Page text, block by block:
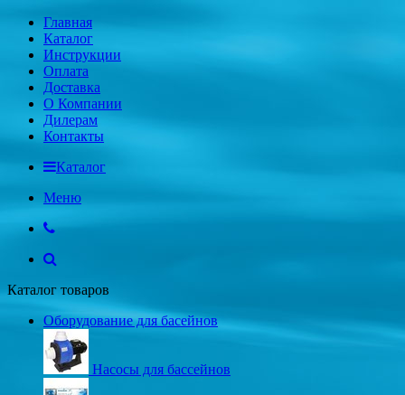
Главная
Каталог
Инструкции
Оплата
Доставка
О Компании
Дилерам
Контакты
Каталог
Меню
Каталог товаров
Оборудование для басейнов
Насосы для бассейнов